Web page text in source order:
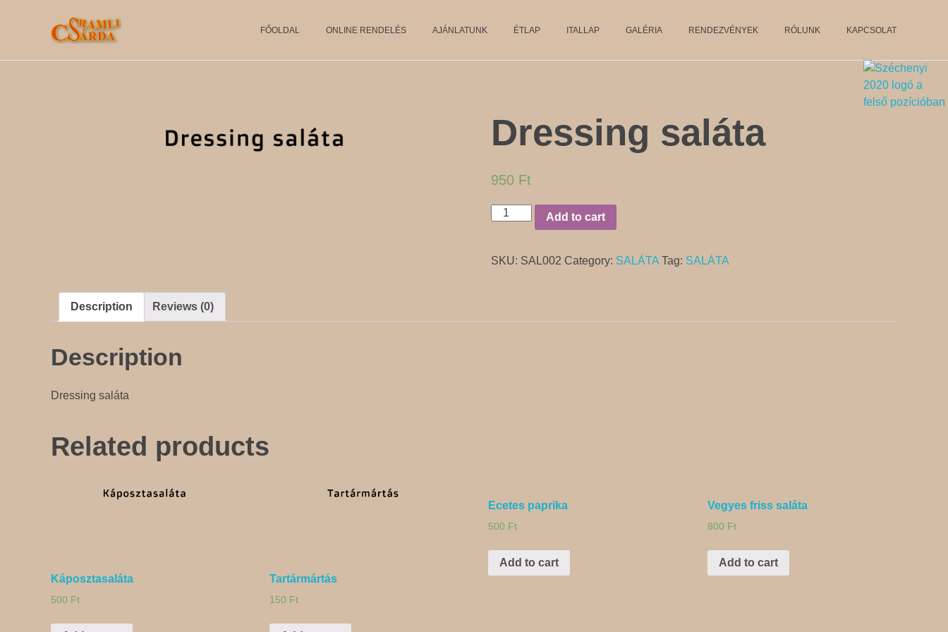
SRAMLI CSÁRDA
FŐOLDAL ONLINE RENDELÉS AJÁNLATUNK ÉTLAP ITALLAP GALÉRIA RENDEZVÉNYEK RÓLUNK KAPCSOLAT
Dressing saláta
950 Ft
Dressing
Add to cart
SKU: SAL002 Category: SALÁTA Tag: SALÁTA
Description Reviews (0)
Description
Dressing saláta
Related products
Káposztasaláta
500 Ft
Tartármártás
150 Ft
Ecetes paprika
500 Ft
Add to cart
Vegyes friss saláta
800 Ft
Add to cart